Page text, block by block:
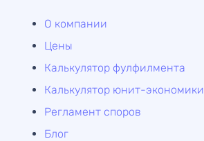
О компании
Цены
Калькулятор фулфилмента
Калькулятор юнит-экономики
Регламент споров
Блог